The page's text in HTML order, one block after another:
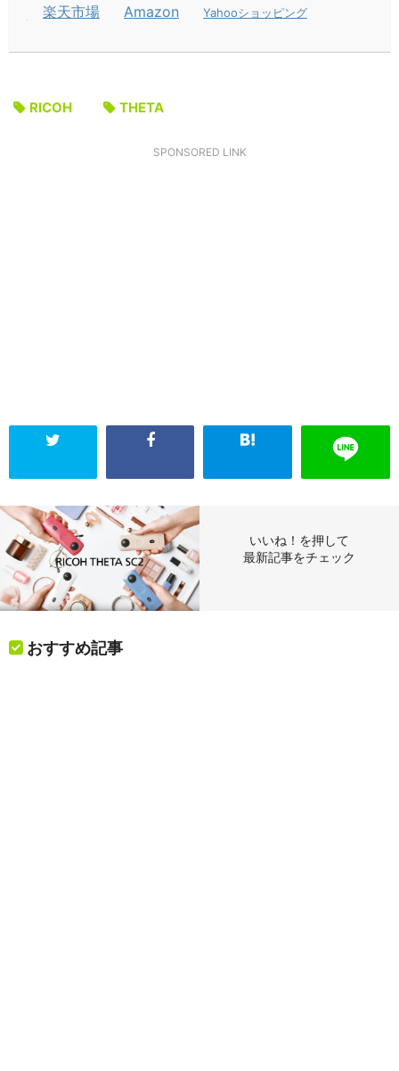
楽天市場 Amazon Yahooショッピング
RICOH THETA
SPONSORED LINK
いいね！を押して
最新記事をチェック
おすすめ記事